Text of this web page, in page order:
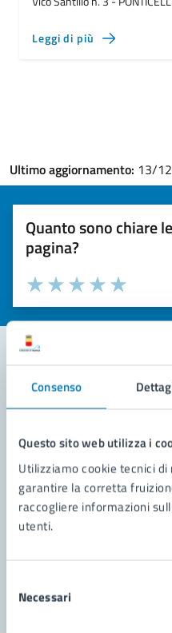
Consenso
Questo sito web utilizza i
Utilizziamo cookie tecnici
garantire la corretta
raccogliere informazioni
utenti.
delNecessari
Leggi di più
Ultimo aggiornamento: 13/
Quanto sono chiare
pagina?
Valuta la chiarezza delle
Seleziona il numero di
Valuta 5
Valuta 4 stelle
Valuta 3 stelle su 5
Valuta 2 stelle su 5
Valuta 1 stelle su 5
Contatta il comune
Richiedi assistenza
Prenota
Problemi in città